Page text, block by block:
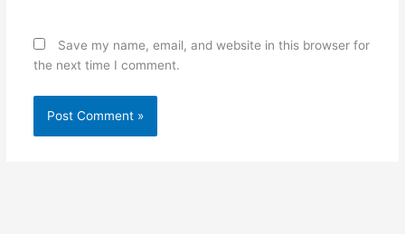
Save my name, email, and website in this browser for
the next time I comment.